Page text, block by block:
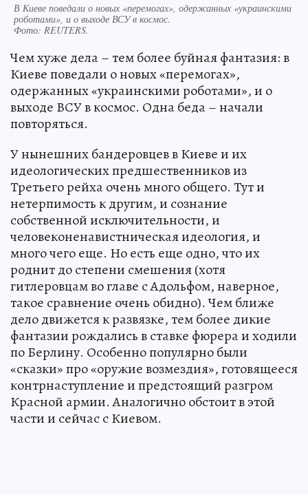
В Киеве поведали о новых «перемогах», одержанных «украинскими
роботами», и о выходе ВСУ в космос.
Фото: REUTERS.
Чем хуже дела – тем более буйная фантазия: в
Киеве поведали о новых «перемогах»,
одержанных «украинскими роботами», и о
выходе ВСУ в космос. Одна беда – начали
повторяться.
У нынешних бандеровцев в Киеве и их
идеологических предшественников из
Третьего рейха очень много общего. Тут и
нетерпимость к другим, и сознание
собственной исключительности, и
человеконенавистническая идеология, и
много чего еще. Но есть еще одно, что их
роднит до степени смешения (хотя
гитлеровцам во главе с Адольфом, наверное,
такое сравнение очень обидно). Чем ближе
дело движется к развязке, тем более дикие
фантазии рождались в ставке фюрера и ходили
по Берлину. Особенно популярно были
«сказки» про «оружие возмездия», готовящееся
контрнаступление и предстоящий разгром
Красной армии. Аналогично обстоит в этой
части и сейчас с Киевом.